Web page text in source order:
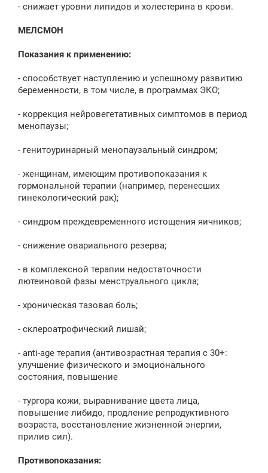
- снижает уровни липидов и холестерина в крови.
МЕЛСМОН
Показания к применению:
- способствует наступлению и успешному развитию
беременности, в том числе, в программах ЭКО;
- коррекция нейровегетативных симптомов в период
менопаузы;
- генитоуринарный менопаузальный синдром;
- женщинам, имеющим противопоказания к
гормональной терапии (например, перенесших
гинекологический рак);
- синдром преждевременного истощения яичников;
- снижение овариального резерва;
- в комплексной терапии недостаточности
лютеиновой фазы менструального цикла;
- хроническая тазовая боль;
- склероатрофический лишай;
- anti-age терапия (антивозрастная терапия с 30+:
улучшение физического и эмоционального
состояния, повышение
- тургора кожи, выравнивание цвета лица,
повышение либидо, продление репродуктивного
возраста, восстановление жизненной энергии,
прилив сил).
Противопоказания: